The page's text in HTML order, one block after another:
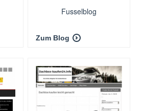
Fusselblog
Zum Blog